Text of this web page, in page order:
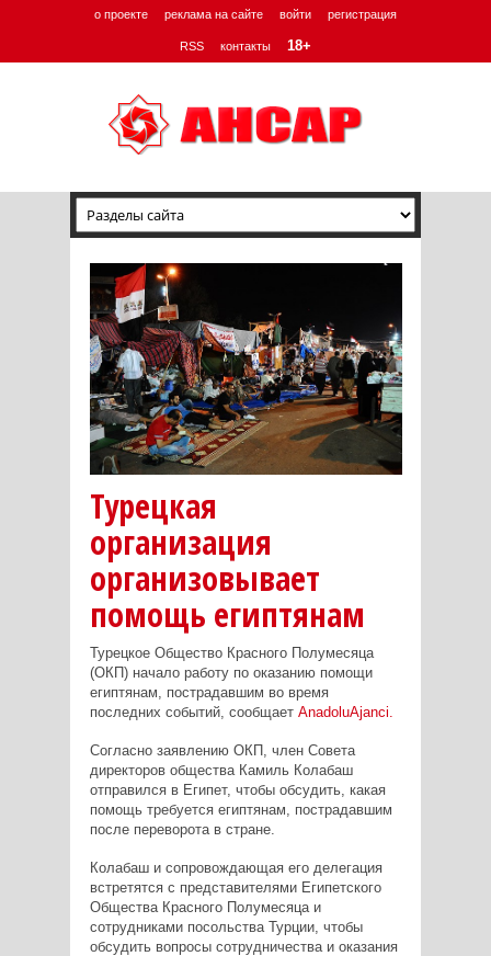
о проекте реклама на сайте войти регистрация
RSS контакты 18+
Турецкая
организация
организовывает
помощь египтянам
Турецкое Общество Красного Полумесяца
(ОКП) начало работу по оказанию помощи
египтянам, пострадавшим во время
последних событий, сообщает AnadoluAjanci.
Согласно заявлению ОКП, член Совета
директоров общества Камиль Колабаш
отправился в Египет, чтобы обсудить, какая
помощь требуется египтянам, пострадавшим
после переворота в стране.
Колабаш и сопровождающая его делегация
встретятся с представителями Египетского
Общества Красного Полумесяца и
сотрудниками посольства Турции, чтобы
обсудить вопросы сотрудничества и оказания